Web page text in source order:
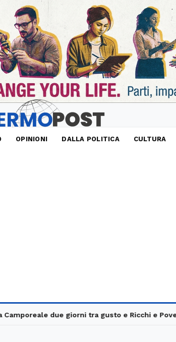
OPINIONI DALLA POLITICA CULTURA
due giorni tra gusto e Ricchi e Poveri